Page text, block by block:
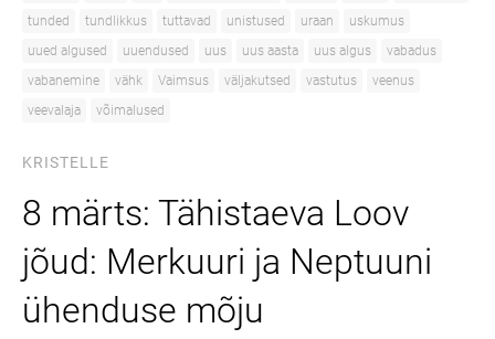
tunded
tundlikkus tuttavad unistused uraan
uskumus
uued algused
uuendused uus uus aasta uus algus
vabadus
vabanemine
vähk Vaimsus väljakutsed vastutus
veenus
veevalaja
võimalused
KRISTELLE
8 märts: Tähistaeva Loov
jõud: Merkuuri ja Neptuuni
ühenduse mõju